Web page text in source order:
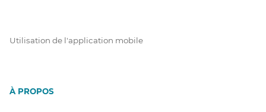
Utilisation de l'application mobile
À PROPOS